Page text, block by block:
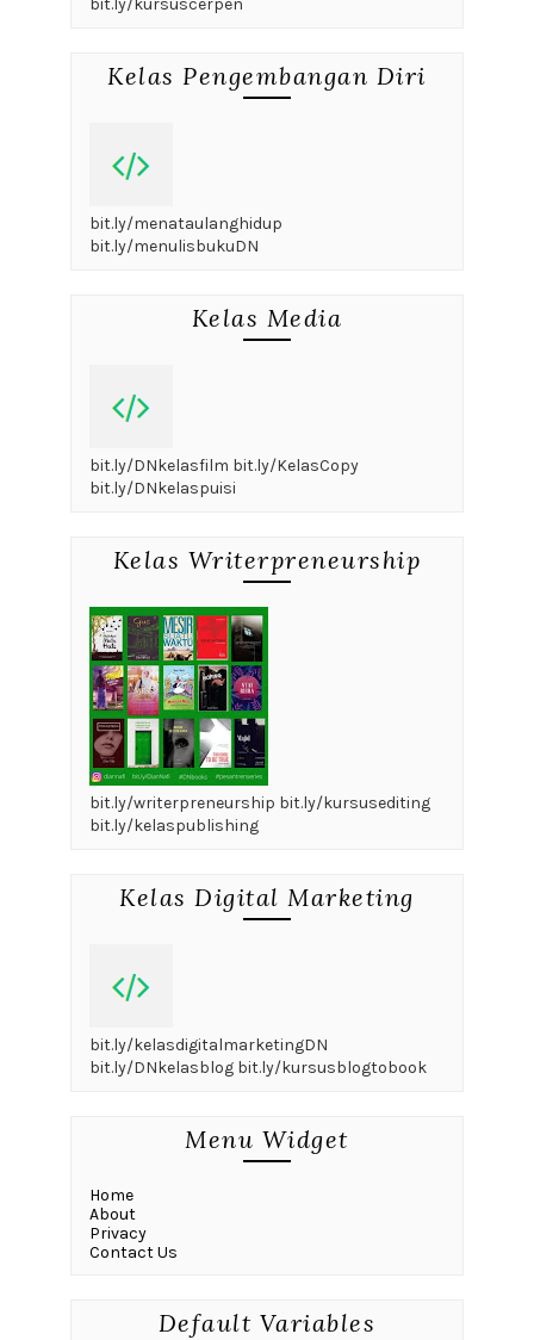
bit.ly/kursuscerpen
Kelas Pengembangan Diri
bit.ly/menataulanghidup
bit.ly/menulisbukuDN
Kelas Media
bit.ly/DNkelasfilm bit.ly/KelasCopy
bit.ly/DNkelaspuisi
Kelas Writerpreneurship
bit.ly/writerpreneurship bit.ly/kursusediting
bit.ly/kelaspublishing
Kelas Digital Marketing
bit.ly/kelasdigitalmarketingDN
bit.ly/DNkelasblog bit.ly/kursusblogtobook
Menu Widget
Home
About
Privacy
Contact Us
Default Variables